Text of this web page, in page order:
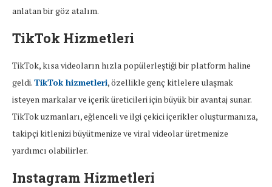
anlatan bir göz atalım.
TikTok Hizmetleri
TikTok, kısa videoların hızla popülerleştiği bir platform haline
geldi.TikTok hizmetleri, özellikle genç kitlelere ulaşmak
isteyen markalar ve içerik üreticileri için büyük bir avantaj sunar.
TikTok uzmanları, eğlenceli ve ilgi çekici içerikler oluşturmanıza,
takipçi kitlenizi büyütmenize ve viral videolar üretmenize
yardımcı olabilirler.
Instagram Hizmetleri